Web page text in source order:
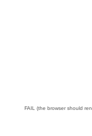
FAIL (the browser should